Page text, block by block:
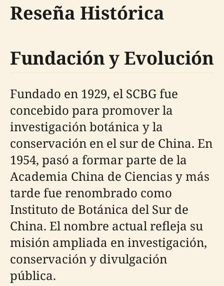
Reseña Histórica
Fundación y Evolución
Fundado en 1929, el SCBG fue
concebido para promover la
investigación botánica y la
conservación en el sur de China. En
1954, pasó a formar parte de la
Academia China de Ciencias y más
tarde fue renombrado como
Instituto de Botánica del Sur de
China. El nombre actual refleja su
misión ampliada en investigación,
conservación y divulgación
pública.